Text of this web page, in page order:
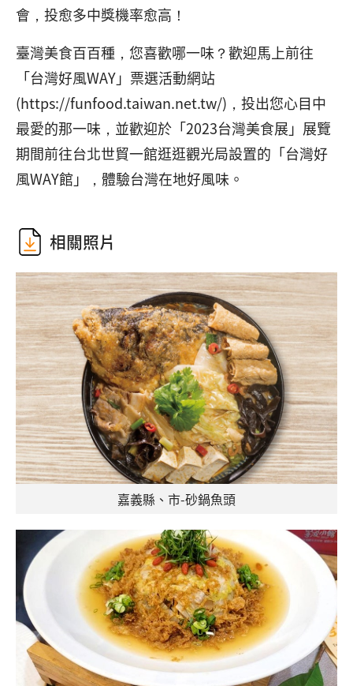
會，投愈多中獎機率愈高！
臺灣美食百百種，您喜歡哪一味？歡迎馬上前往
「台灣好風WAY」票選活動網站
(https://funfood.taiwan.net.tw/)，投出您心目中
最愛的那一味，並歡迎於「2023台灣美食展」展覽
期間前往台北世貿一館逛逛觀光局設置的「台灣好
風WAY館」，體驗台灣在地好風味。
相關照片
嘉義縣、市-砂鍋魚頭